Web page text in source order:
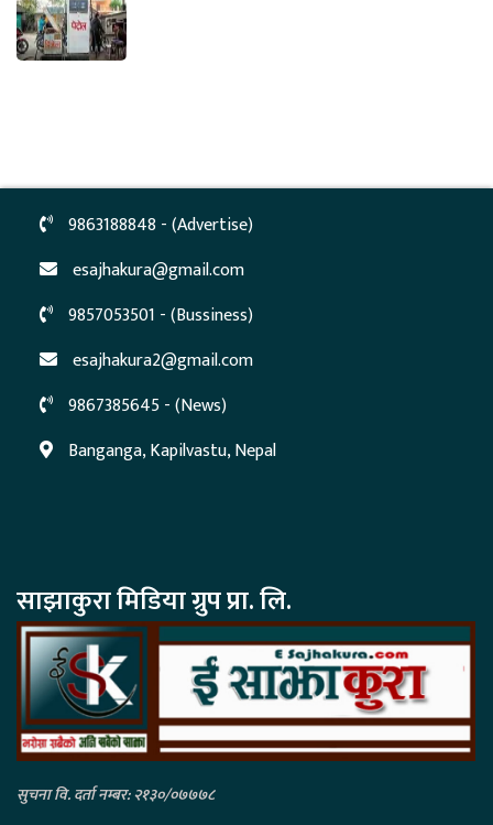
9863188848 - (Advertise)
esajhakura@gmail.com
9857053501 - (Bussiness)
esajhakura2@gmail.com
9867385645 - (News)
Banganga, Kapilvastu, Nepal
साझाकुरा मिडिया ग्रुप प्रा. लि.
सुचना वि. दर्ता नम्बर: २१३०/०७७७८